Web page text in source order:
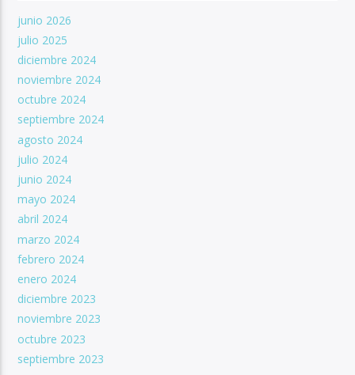
junio 2026
julio 2025
diciembre 2024
noviembre 2024
octubre 2024
septiembre 2024
agosto 2024
julio 2024
junio 2024
mayo 2024
abril 2024
marzo 2024
febrero 2024
enero 2024
diciembre 2023
noviembre 2023
octubre 2023
septiembre 2023